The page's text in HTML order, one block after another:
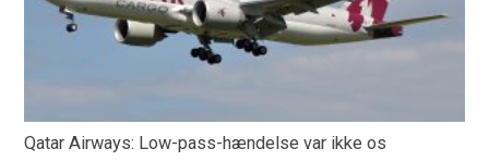
Qatar Airways: Low-pass-hændelse var ikke os